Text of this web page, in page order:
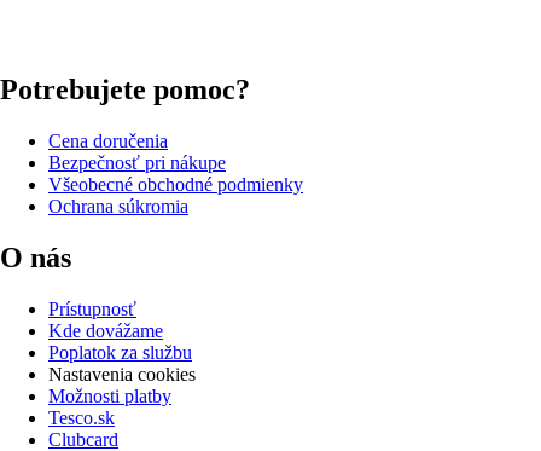
Potrebujete pomoc?
Cena doručenia
Bezpečnosť pri nákupe
Všeobecné obchodné podmienky
Ochrana súkromia
O nás
Prístupnosť
Kde dovážame
Poplatok za službu
Nastavenia cookies
Možnosti platby
Tesco.sk
Clubcard